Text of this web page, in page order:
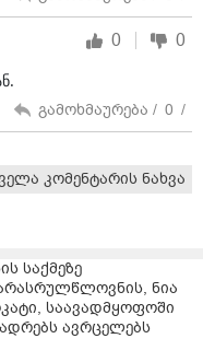
0 0
გამოხმაურება / 0 /
კომენტარის ნახვა
საქმეზე
ნია
საავადმყოფოში
ავრცელებს